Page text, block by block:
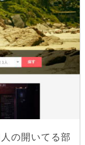
の開いてる部